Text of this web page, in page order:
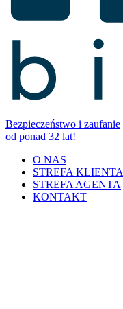
Bezpieczeństwo i zaufanie
od ponad 32 lat!
O NAS
STREFA KLIENTA
STREFA AGENTA
KONTAKT